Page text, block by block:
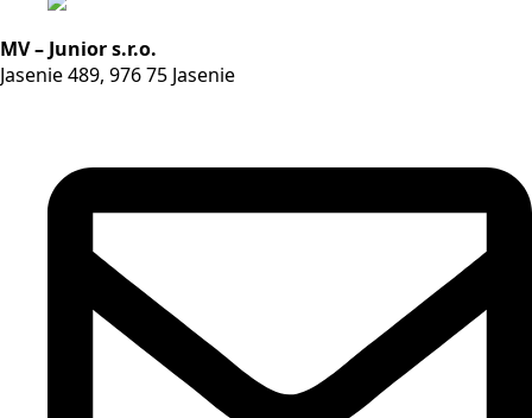
MV – Junior s.r.o.
Jasenie 489, 976 75 Jasenie